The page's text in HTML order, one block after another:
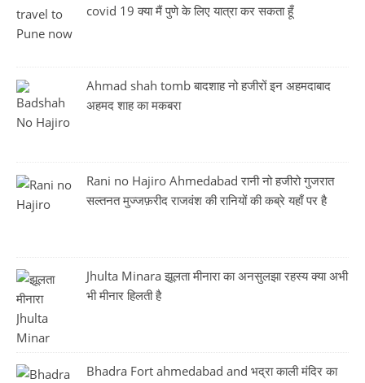
covid 19 क्या मैं पुणे के लिए यात्रा कर सकता हूँ
Ahmad shah tomb बादशाह नो हजीरों इन अहमदाबाद
अहमद शाह का मकबरा
Rani no Hajiro Ahmedabad रानी नो हजीरो गुजरात
सल्तनत मुज्जफ़रीद राजवंश की रानियों की कब्रे यहाँ पर है
Jhulta Minara झूलता मीनारा का अनसुलझा रहस्य क्या अभी
भी मीनार हिलती है
Bhadra Fort ahmedabad and भद्रा काली मंदिर का